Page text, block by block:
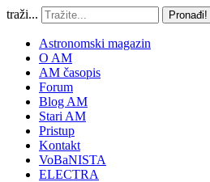
traži... Pronađi!
Astronomski magazin
O AM
AM časopis
Forum
Blog AM
Stari AM
Pristup
Kontakt
VoBaNISTA
ELECTRA